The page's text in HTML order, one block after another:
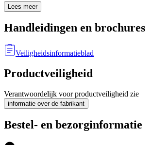
Lees meer
Handleidingen en brochures
Veiligheidsinformatieblad
Productveiligheid
Verantwoordelijk voor productveiligheid zie
informatie over de fabrikant
Bestel- en bezorginformatie